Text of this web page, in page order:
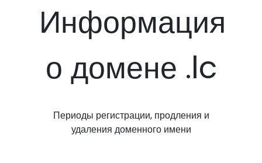
Информация
о домене .lc
Периоды регистрации, продления и
удаления доменного имени